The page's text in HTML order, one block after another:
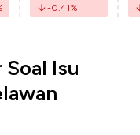
-0.41%
Isu